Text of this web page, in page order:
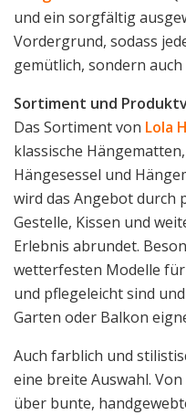
und ein sorgfältig
Vordergrund, sodass
gemütlich, sondern
Sortiment und
Das Sortiment von Lola
klassische
Hängesessel und
wird das Angebot durch
Gestelle, Kissen und
Erlebnis abrundet.
wetterfesten Modelle
und pflegeleicht sind
Garten oder Balkon
Auch farblich und
eine breite Auswahl.
über bunte,